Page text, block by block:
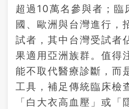
超過10萬名參與者；臨
國、歐洲與台灣進行，
試者，其中台灣受試者
果適用亞洲族群。值得
能不取代醫療診斷，而
工具，補足傳統臨床
「白大衣高血壓」或「